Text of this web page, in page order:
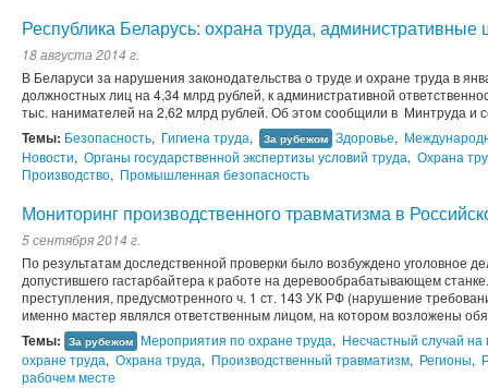
Республика Беларусь: охрана труда,
18 августа 2014 г.
В Беларуси за нарушения законодательства о труде и охране труда в
должностных лиц на 4,34 млрд рублей, к административной
тыс. нанимателей на 2,62 млрд рублей. Об этом сообщили в Минтруда и
Темы: Безопасность, Гигиена труда, За рубежом Здоровье,
Новости, Органы государственной экспертизы условий труда, Охрана
Производство, Промышленная безопасность
Мониторинг производственного травматизма в
5 сентября 2014 г.
По результатам доследственной проверки было возбуждено уголовное
допустившего гастарбайтера к работе на деревообрабатывающем
преступления, предусмотренного ч. 1 ст. 143 УК РФ (нарушение
именно мастер являлся ответственным лицом, на котором возложены
Темы: За рубежом Мероприятия по охране труда, Несчастный случай на
охране труда, Охрана труда, Производственный травматизм, Регионы,
рабочем месте